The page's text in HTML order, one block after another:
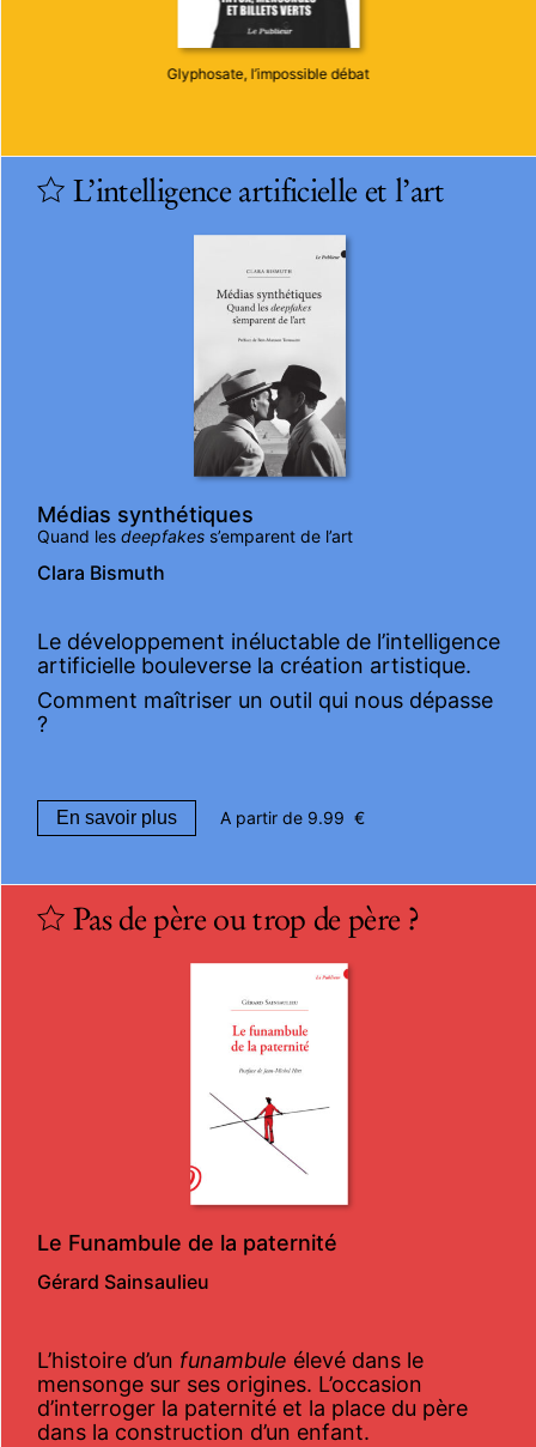
Glyphosate, l’impossible débat
L’intelligence artificielle et l’art
Médias synthétiques
Quand les deepfakes s’emparent de l’art
Clara Bismuth
Le développement inéluctable de l’intelligence
artificielle bouleverse la création artistique.
Comment maîtriser un outil qui nous dépasse
?
En savoir plus A partir de 9.99 €
Pas de père ou trop de père ?
Le Funambule de la paternité
Gérard Sainsaulieu
L’histoire d’un funambule élevé dans le
mensonge sur ses origines. L’occasion
d’interroger la paternité et la place du père
dans la construction d’un enfant.